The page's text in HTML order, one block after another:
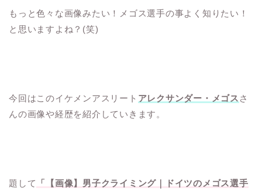
もっと色々な画像みたい！メゴス選手の事よく知りたい！
と思いますよね？(笑)
今回はこのイケメンアスリート アレクサンダー・メゴス さ
んの画像や経歴を紹介していきます。
題して
「【画像】男子クライミング｜ドイツのメゴス選手